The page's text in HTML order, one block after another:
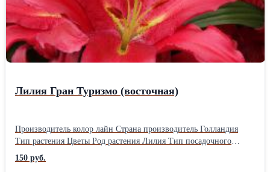
Лилия Гран Туризмо (восточная)
Производитель колор лайн Страна производитель Голландия
Тип растения Цветы Род растения Лилия Тип посадочного
материала Луковицы Продолжительность жизни Многолетние
Отношению к свету Светолюбивые Цвет белый в крапинку Год
150 руб.